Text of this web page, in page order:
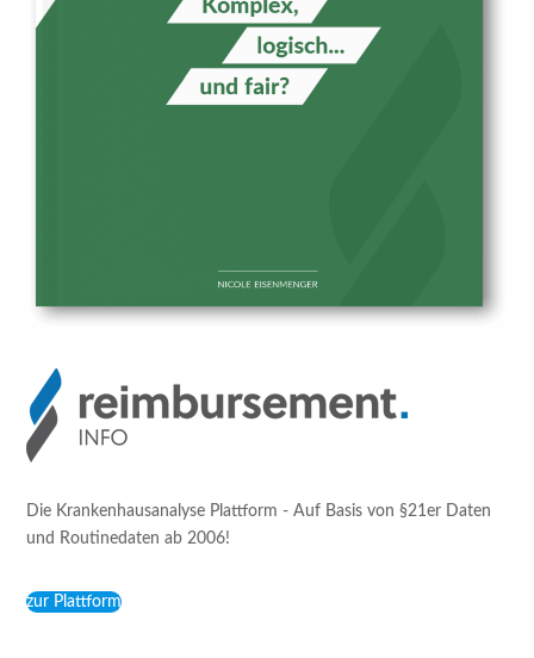
Die Krankenhausanalyse Plattform - Auf Basis von §21er Daten
und Routinedaten ab 2006!
zur Plattform